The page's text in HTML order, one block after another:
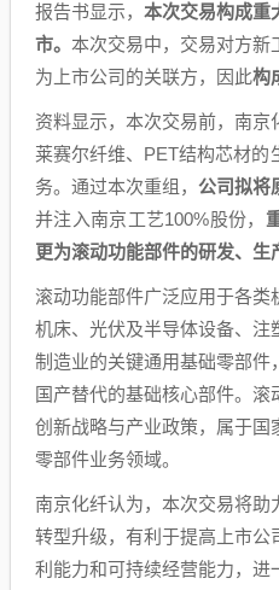
报告书显示， 本次交易构成重
市。 本次交易中，交易对方新
为上市公司的关联方，因此构
资料显示，本次交易前，南京
莱赛尔纤维、PET结构芯材的
务。通过本次重组， 公司拟将
并注入南京工艺100%股份，
更为滚动功能部件的研发、生
滚动功能部件广泛应用于各
机床、光伏及半导体设备、
制造业的关键通用基础零部件
国产替代的基础核心部件。
创新战略与产业政策，属于国
零部件业务领域。
南京化纤认为，本次交易将
转型升级，有利于提高上市公
利能力和可持续经营能力，